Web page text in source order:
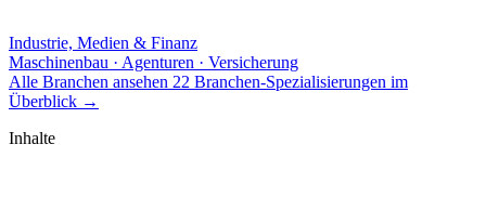
Industrie, Medien & Finanz
Maschinenbau · Agenturen · Versicherung
Alle Branchen ansehen 22 Branchen-Spezialisierungen im
Überblick →
Inhalte